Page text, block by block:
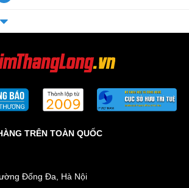
TRÊN TOÀN QUỐC
Đống Đa, Hà Nội